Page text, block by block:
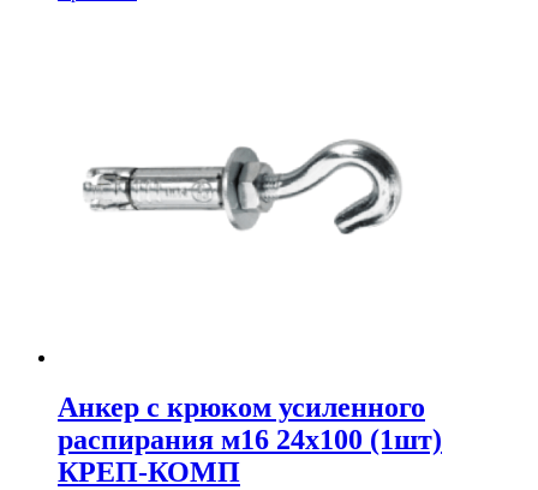
Анкер с крюком усиленного
распирания м16 24х100 (1шт)
КРЕП-КОМП